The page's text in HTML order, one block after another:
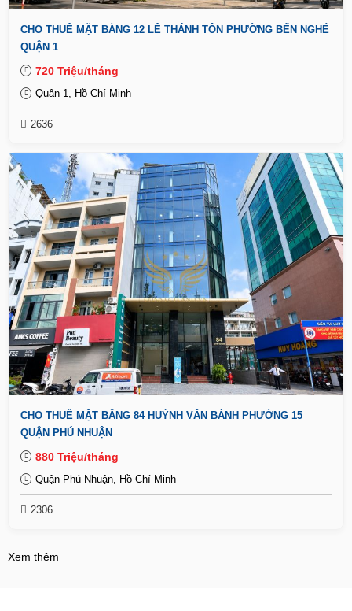
CHO THUÊ MẶT BẰNG 12 LÊ THÁNH TÔN PHƯỜNG BẾN NGHÉ
QUẬN 1
720 Triệu/tháng
Quận 1, Hồ Chí Minh
2636
CHO THUÊ MẶT BẰNG 84 HUỲNH VĂN BÁNH PHƯỜNG 15
QUẬN PHÚ NHUẬN
880 Triệu/tháng
Quận Phú Nhuận, Hồ Chí Minh
2306
Xem thêm